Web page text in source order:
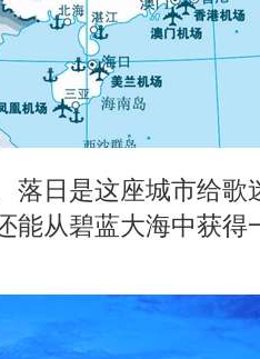
日是这座城市给歌
能从碧蓝大海中获得